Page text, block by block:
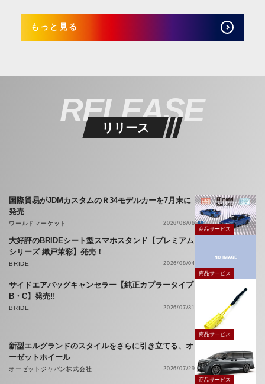
もっと見る
RELEASE
リリース
国際貿易がJDMカスタムのＲ34モデルカーを7月末に
発売
ワールドマーケット
2026/08/06
商品サービス
大好評のBRIDEシート型スマホスタンド【プレミアム
シリーズ 織戸茉彩】発売！
BRIDE
2026/08/04
商品サービス
サイドエアバッグキャンセラー【純正カプラータイプ
B・C】発売!!
BRIDE 2026/07/31
商品サービス
新型エルグランドのスタイルをさらに引き立てる、オ
ーゼットホイール
オーゼットジャパン株式会社
2026/07/29
商品サービス